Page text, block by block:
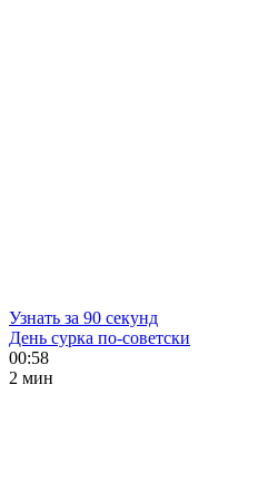
Узнать за 90 секунд
День сурка по-советски
00:58
2 мин